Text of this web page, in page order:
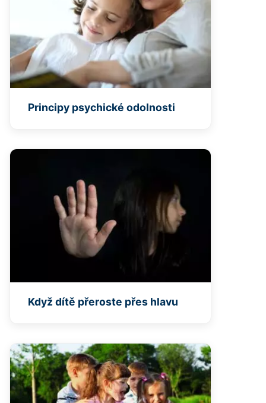
Principy psychické odolnosti
Když dítě přeroste přes hlavu